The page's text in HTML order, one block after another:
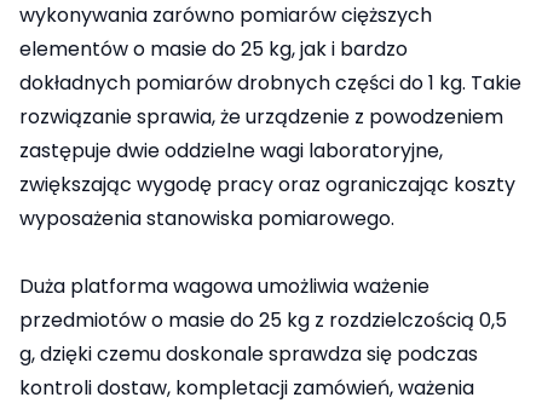
wykonywania zarówno pomiarów cięższych
elementów o masie do 25 kg, jak i bardzo
dokładnych pomiarów drobnych części do 1 kg. Takie
rozwiązanie sprawia, że urządzenie z powodzeniem
zastępuje dwie oddzielne wagi laboratoryjne,
zwiększając wygodę pracy oraz ograniczając koszty
wyposażenia stanowiska pomiarowego.
Duża platforma wagowa umożliwia ważenie
przedmiotów o masie do 25 kg z rozdzielczością 0,5
g, dzięki czemu doskonale sprawdza się podczas
kontroli dostaw, kompletacji zamówień, ważenia